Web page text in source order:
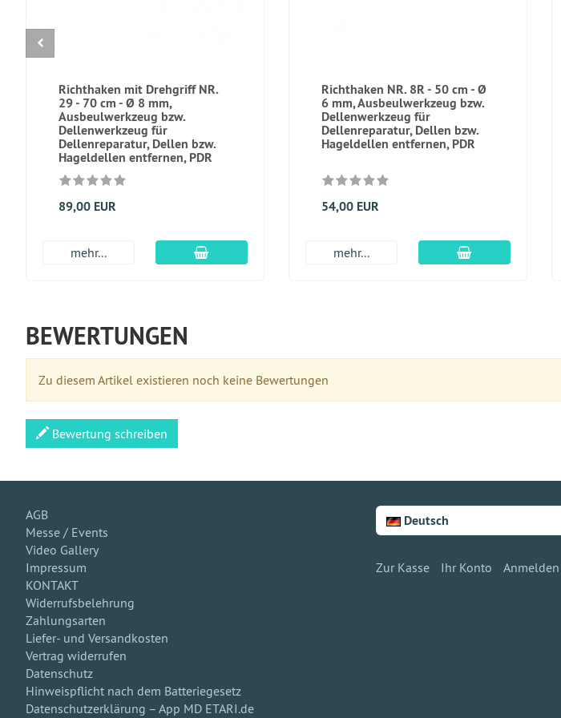
Richthaken mit Drehgriff NR.
29 - 70 cm - Ø 8 mm,
Ausbeulwerkzeug bzw.
Dellenwerkzeug für
Dellenreparatur, Dellen bzw.
Hageldellen entfernen, PDR
89,00 EUR
mehr... In den Warenkorb
Richthaken NR. 8R - 50 cm - Ø
6 mm, Ausbeulwerkzeug bzw.
Dellenwerkzeug für
Dellenreparatur, Dellen bzw.
Hageldellen entfernen, PDR
54,00 EUR
mehr... In den Warenkorb
BEWERTUNGEN
Zu diesem Artikel existieren noch keine Bewertungen
Bewertung schreiben
AGB
Messe / Events
Video Gallery
Impressum
KONTAKT
Widerrufsbelehrung
Zahlungsarten
Liefer- und Versandkosten
Vertrag widerrufen
Datenschutz
Hinweispflicht nach dem Batteriegesetz
Datenschutzerklärung – App MD ETARI.de
Deutsch
Zur Kasse Ihr Konto Anmelden